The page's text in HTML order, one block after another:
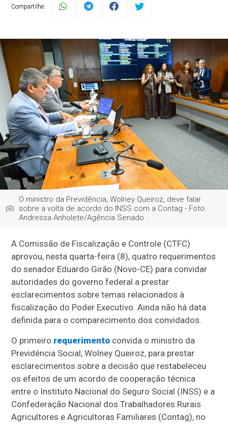
Compartilhe:
O ministro da Previdência, Wolney Queiroz, deve falar
sobre a volta de acordo do INSS com a Contag - Foto:
Andressa Anholete/Agência Senado
A Comissão de Fiscalização e Controle (CTFC)
aprovou, nesta quarta-feira (8), quatro requerimentos
do senador Eduardo Girão (Novo-CE) para convidar
autoridades do governo federal a prestar
esclarecimentos sobre temas relacionados à
fiscalização do Poder Executivo. Ainda não há data
definida para o comparecimento dos convidados.
O primeiro requerimento convida o ministro da
Previdência Social, Wolney Queiroz, para prestar
esclarecimentos sobre a decisão que restabeleceu
os efeitos de um acordo de cooperação técnica
entre o Instituto Nacional do Seguro Social (INSS) e a
Confederação Nacional dos Trabalhadores Rurais
Agricultores e Agricultoras Familiares (Contag), no